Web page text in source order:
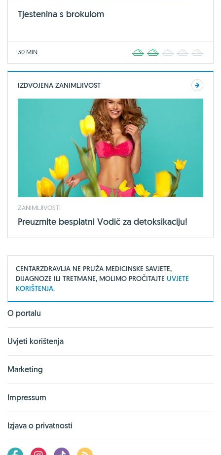
Tjestenina s brokulom
30 MIN 2 3 4
IZDVOJENA ZANIMLJIVOST
ZANIMLJIVOSTI
Preuzmite besplatni Vodič za detoksikaciju!
CENTARZDRAVLJA NE PRUŽA MEDICINSKE SAVJETE,
DIJAGNOZE ILI TRETMANE, MOLIMO PROČITAJTE UVJETE
KORIŠTENJA.
O portalu
Uvjeti korištenja
Marketing
Impressum
Izjava o privatnosti